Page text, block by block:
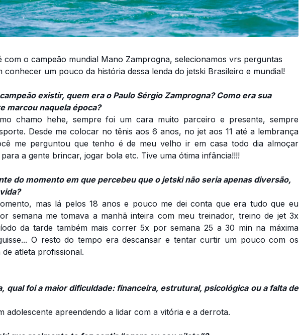
com o campeão mundial Mano Zamprogna, selecionamos vrs perguntas
conhecer um pouco da história dessa lenda do jetski Brasileiro e mundial!
existir, quem era o Paulo Sérgio Zamprogna? Como era sua
marcou naquela época?
chamo hehe, sempre foi um cara muito parceiro e presente, sempre
Desde me colocar no tênis aos 6 anos, no jet aos 11 até a lembrança
me perguntou que tenho é de meu velho ir em casa todo dia almoçar
a gente brincar, jogar bola etc. Tive uma ótima infância!!!!
do momento em que percebeu que o jetski não seria apenas diversão,
mas lá pelos 18 anos e pouco me dei conta que era tudo que eu
semana me tomava a manhã inteira com meu treinador, treino de jet 3x
da tarde também mais correr 5x por semana 25 a 30 min na máxima
O resto do tempo era descansar e tentar curtir um pouco com os
atleta profissional.
qual foi a maior dificuldade: financeira, estrutural, psicológica ou a falta de
adolescente apreendendo a lidar com a vitória e a derrota.